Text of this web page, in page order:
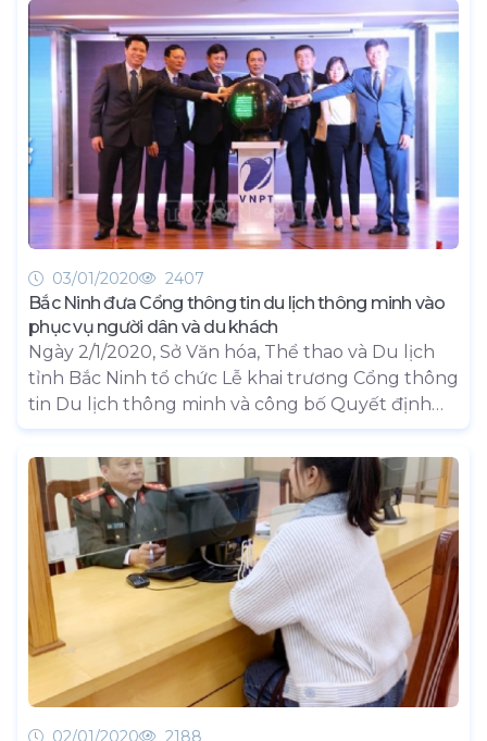
Internet, tiệm cà phê…
03/01/2020 2407
Bắc Ninh đưa Cổng thông tin du lịch thông minh vào
phục vụ người dân và du khách
Ngày 2/1/2020, Sở Văn hóa, Thể thao và Du lịch
tỉnh Bắc Ninh tổ chức Lễ khai trương Cổng thông
tin Du lịch thông minh và công bố Quyết định
của UBND tỉnh về công nhận các điểm du lịch
tỉnh Bắc Ninh.
02/01/2020 2188